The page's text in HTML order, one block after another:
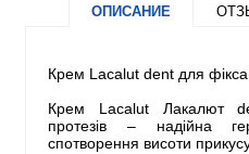
ОПИСАНИЕ
Крем Lacalut dent для
Крем Lacalut Лакалют
протезів – надійна
спотворення висоти